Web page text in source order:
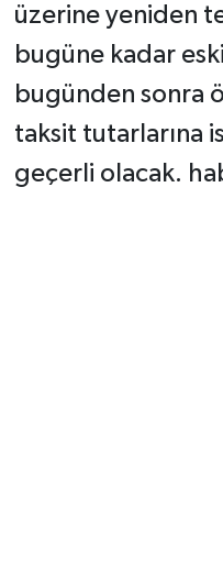
üzerine yeniden
bugüne kadar
bugünden sonra
taksit tutarlarına
geçerli olacak.